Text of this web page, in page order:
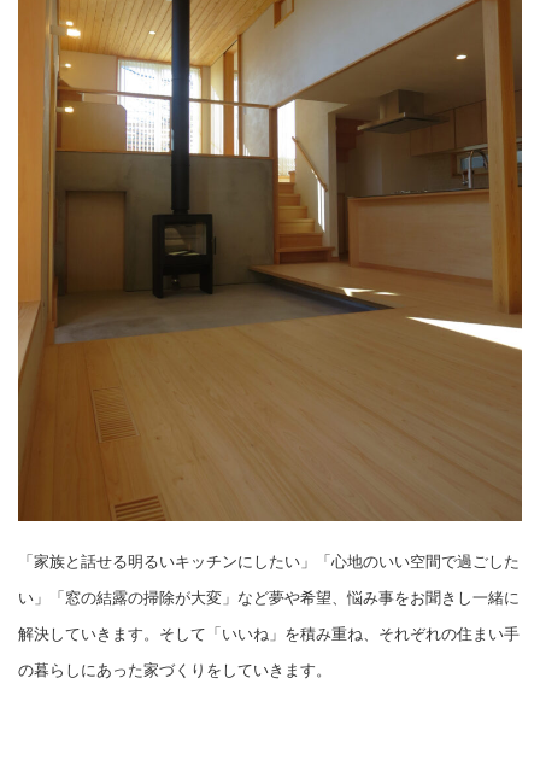
「家族と話せる明るいキッチンにしたい」「心地のいい空間で過ごした
い」「窓の結露の掃除が大変」など夢や希望、悩み事をお聞きし一緒に
解決していきます。そして「いいね」を積み重ね、それぞれの住まい手
の暮らしにあった家づくりをしていきます。